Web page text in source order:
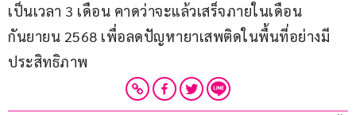
เป็นเวลา 3 เดือน คาดว่าจะแล้วเสร็จภายในเดือน
กันยายน 2568 เพื่อลดปัญหายาเสพติดในพื้นที่อย่างมี
ประสิทธิภาพ